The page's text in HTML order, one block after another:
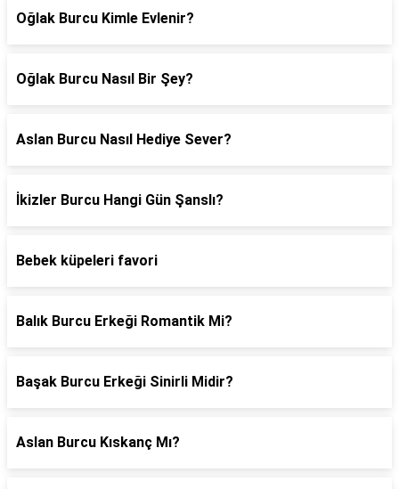
Oğlak Burcu Kimle Evlenir?
Oğlak Burcu Nasıl Bir Şey?
Aslan Burcu Nasıl Hediye Sever?
İkizler Burcu Hangi Gün Şanslı?
Bebek küpeleri favori
Balık Burcu Erkeği Romantik Mi?
Başak Burcu Erkeği Sinirli Midir?
Aslan Burcu Kıskanç Mı?